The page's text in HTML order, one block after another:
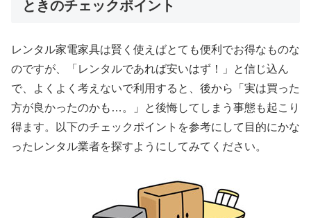
ときのチェックポイント
レンタル家電家具は賢く使えばとても便利でお得なものな
のですが、「レンタルであれば安いはず！」と信じ込ん
で、よくよく考えないで利用すると、後から「実は買った
方が良かったのかも…。」と後悔してしまう事態も起こり
得ます。以下のチェックポイントを参考にして目的にかな
ったレンタル業者を探すようにしてみてください。